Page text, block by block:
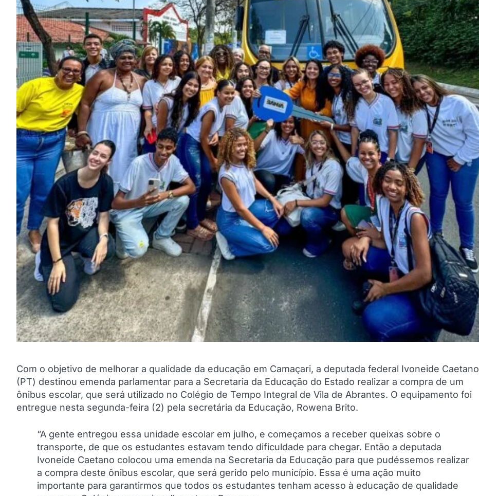
Com o objetivo de melhorar a qualidade da educação em Camaçari, a deputada federal Ivoneide Caetano
(PT) destinou emenda parlamentar para a Secretaria da Educação do Estado realizar a compra de um
ônibus escolar, que será utilizado no Colégio de Tempo Integral de Vila de Abrantes. O equipamento foi
entregue nesta segunda-feira (2) pela secretária da Educação, Rowena Brito.
“A gente entregou essa unidade escolar em julho, e começamos a receber queixas sobre o
transporte, de que os estudantes estavam tendo dificuldade para chegar. Então a deputada
Ivoneide Caetano colocou uma emenda na Secretaria da Educação para que pudéssemos realizar
a compra deste ônibus escolar, que será gerido pelo município. Essa é uma ação muito
importante para garantirmos que todos os estudantes tenham acesso à educação de qualidade